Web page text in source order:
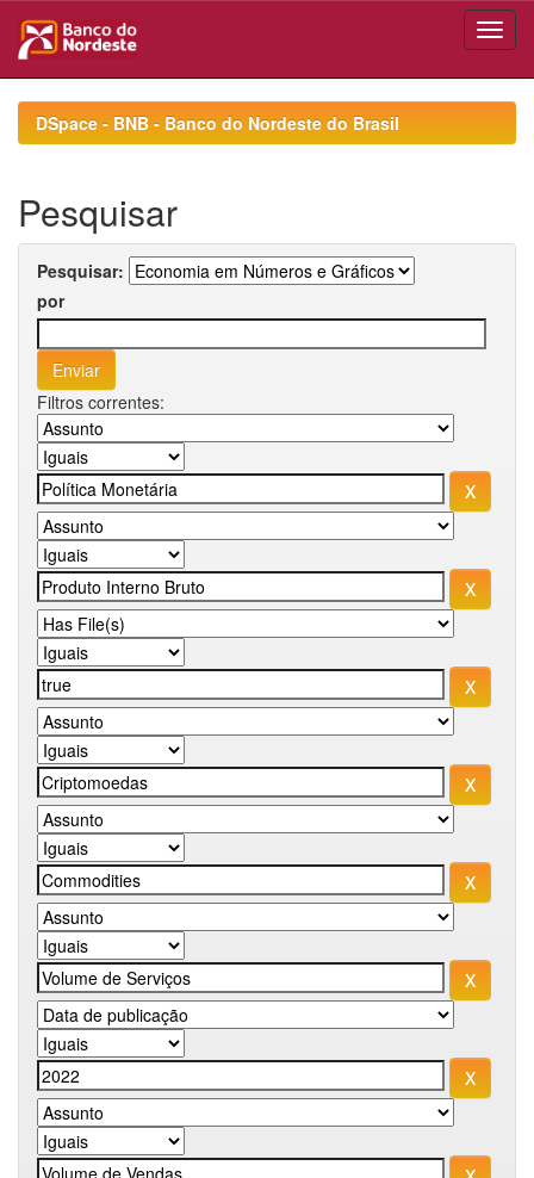
navigationDSpace - BNB - Banco do Nordeste do Brasil
Pesquisar
Pesquisar:
por
Filtros correntes: